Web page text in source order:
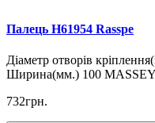
Палець H61954 Rasspe
Діаметр отворів
Ширина(мм.) 100 MASSEY
732грн.